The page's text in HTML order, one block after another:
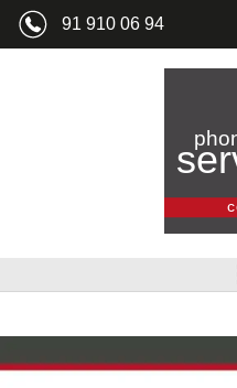
91 910 06 94